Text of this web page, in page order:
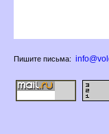
Пишите письма: